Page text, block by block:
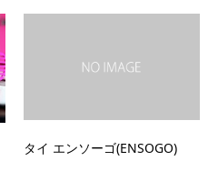
タイ エンソーゴ(ENSOGO)